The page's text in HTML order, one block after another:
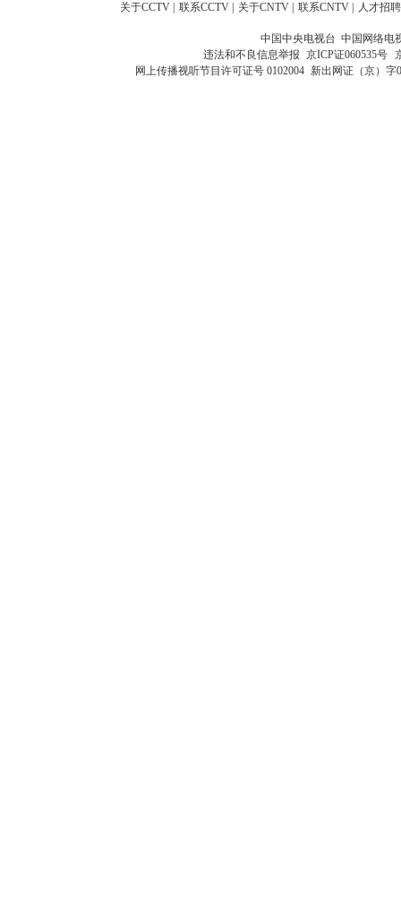
关于CCTV 联系CCTV 关于CNTV 联系CNTV 人才招聘
中国中央电视台 中国网络电
违法和不良信息举报 京ICP证060535号
网上传播视听节目许可证号 0102004 新出网证（京）